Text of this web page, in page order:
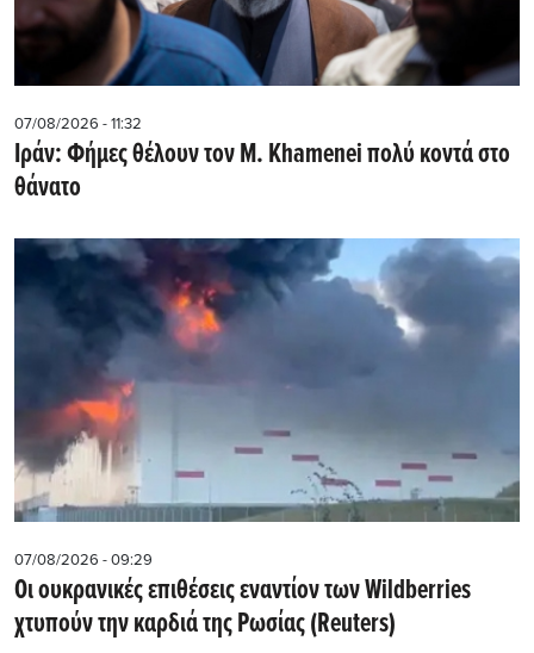
07/08/2026 - 11:32
Ιράν: Φήμες θέλουν τον Μ. Khamenei πολύ κοντά στο
θάνατο
07/08/2026 - 09:29
Οι ουκρανικές επιθέσεις εναντίον των Wildberries
χτυπούν την καρδιά της Ρωσίας (Reuters)